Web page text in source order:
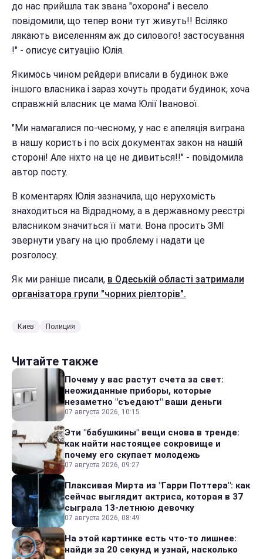
до нас прийшла так звана "охорона" і весело
повідомили, що тепер вони тут живуть!! Всіляко
лякають виселенням аж до силового! застосування
!" - описує ситуацію Юлія.
Якимось чином рейдери вписали в будинок вже
іншого власника і зараз хочуть продати будинок, хоча
справжній власник це мама Юлії Іванової.
"Ми намагалися по-чесному, у нас є апеляція виграна
в нашу користь і по всіх документах закон на нашій
стороні! Але ніхто на це не дивиться!!" - повідомила
автор посту.
В коментарях Юлія зазначила, що нерухомість
знаходиться на Відрадному, а в державному реєстрі
власником значиться її мати. Вона просить ЗМІ
звернути увагу на цю проблему і надати це
розголосу.
Як ми раніше писали, в Одеській області затримали
організатора групи "чорних ріелторів".
Киев Полиция
Читайте также
Почему у вас растут счета за свет:
неожиданные приборы, которые
незаметно "съедают" ваши деньги
07 августа 2026, 10:15
Эти "бабушкины" вещи снова в тренде:
как найти настоящее сокровище и
почему его скупает молодежь
07 августа 2026, 09:27
Плаксивая Мирта из "Гарри Поттера": как
сейчас выглядит актриса, которая в 37
сыграла 13-летнюю девочку
07 августа 2026, 08:49
На этой картинке есть что-то лишнее:
найди за 20 секунд и узнай, насколько